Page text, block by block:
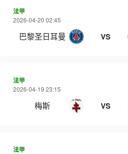
法甲
2026-04-20 02:45
巴黎圣日耳曼 VS
法甲
2026-04-19 23:15
梅斯 VS
法甲